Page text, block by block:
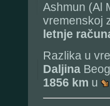
Ashmun (Al
vremenskoj
letnje
Razlika u
Daljina
1856 km u